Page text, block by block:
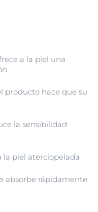
a la piel una
producto hace que su
la sensibilidad
piel aterciopelada
absorbe rápidamente